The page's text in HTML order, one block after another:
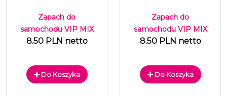
Zapach do
samochodu VIP MIX
8.50 PLN netto
Do Koszyka
Zapach do
samochodu VIP MIX
8.50 PLN netto
Do Koszyka